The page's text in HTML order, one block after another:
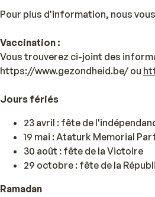
Pour plus d'information, nous
Vaccination :
Vous trouverez ci-joint des
https://www.gezondheid.be/ ou
Jours fériés
23 avril : fête de
19 mai : Ataturk Memorial
30 août : fête de la Victoire
29 octobre : fête de la
Ramadan